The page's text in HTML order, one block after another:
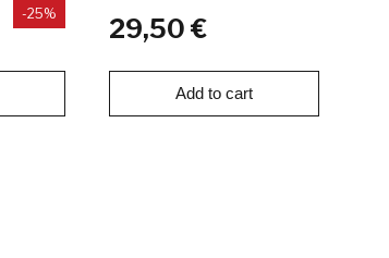
-25% 29,50 €
Add to cart